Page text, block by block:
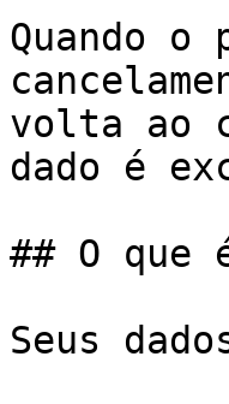
Quando
volta ao
dado é
## O que
Seus